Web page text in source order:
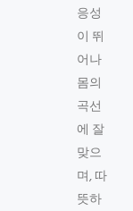
응성
이 뛰
어나
몸의
곡선
에 잘
맞으
며, 따
뜻하